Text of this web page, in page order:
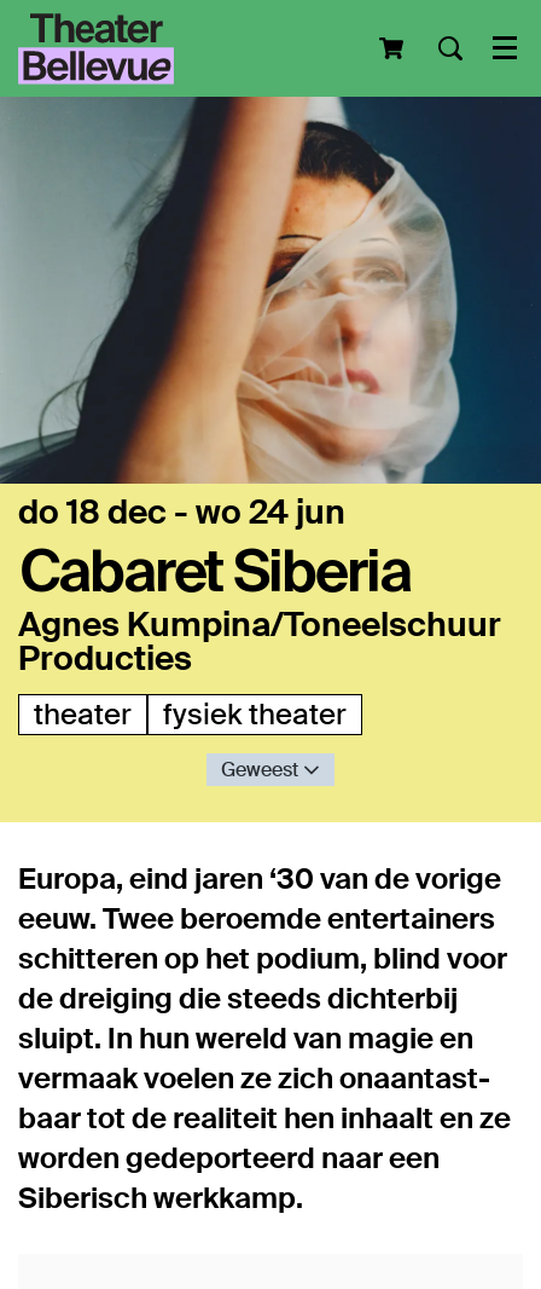
Cabaret Siberia
Agnes Kumpina/Toneelschuur
Producties
do 18 dec-wo 24 jun
theater fysiek theater
Geweest
Europa, eind jaren ​‘30 van de vorige
eeuw. Twee beroemde enter­tai­ners
schitteren op het podium, blind voor
de dreiging die steeds dichterbij
sluipt. In hun wereld van magie en
vermaak voelen ze zich onaan­tast­
baar tot de realiteit hen inhaalt en ze
worden gede­por­teerd naar een
Siberisch werkkamp.